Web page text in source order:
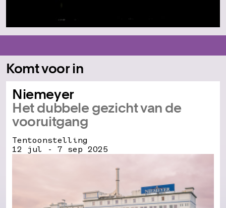
Komt voor in
Niemeyer
Het dubbele gezicht van de
vooruitgang
Tentoonstelling
12 jul - 7 sep 2025